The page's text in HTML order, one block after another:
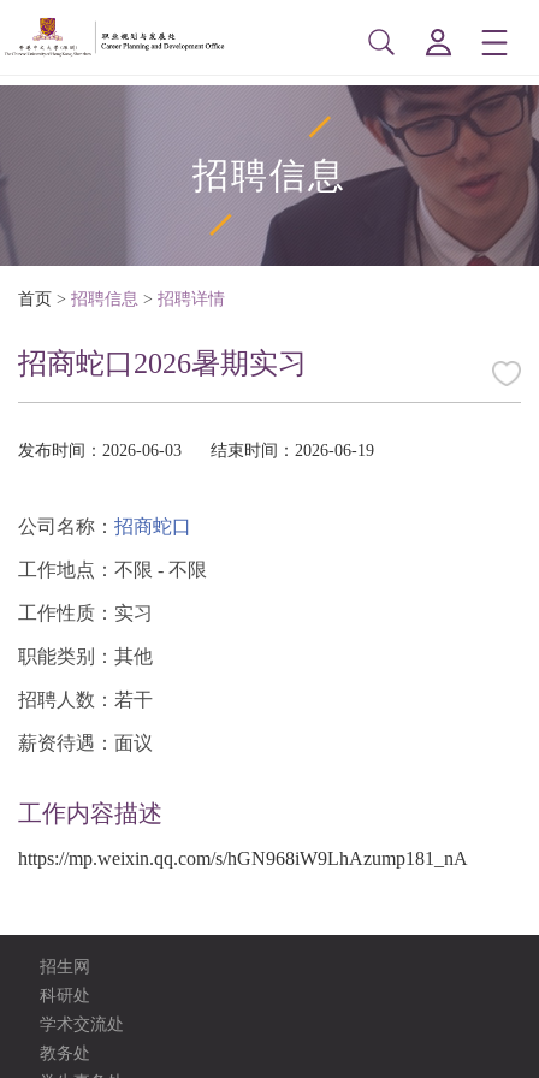
招聘信息
首页 > 招聘信息 > 招聘详情
招商蛇口2026暑期实习
发布时间：2026-06-03 结束时间：2026-06-19
公司名称： 招商蛇口
工作地点：不限 - 不限
工作性质：实习
职能类别：其他
招聘人数：若干
薪资待遇：面议
工作内容描述
https://mp.weixin.qq.com/s/hGN968iW9LhAzump181_nA
招生网
科研处
学术交流处
教务处